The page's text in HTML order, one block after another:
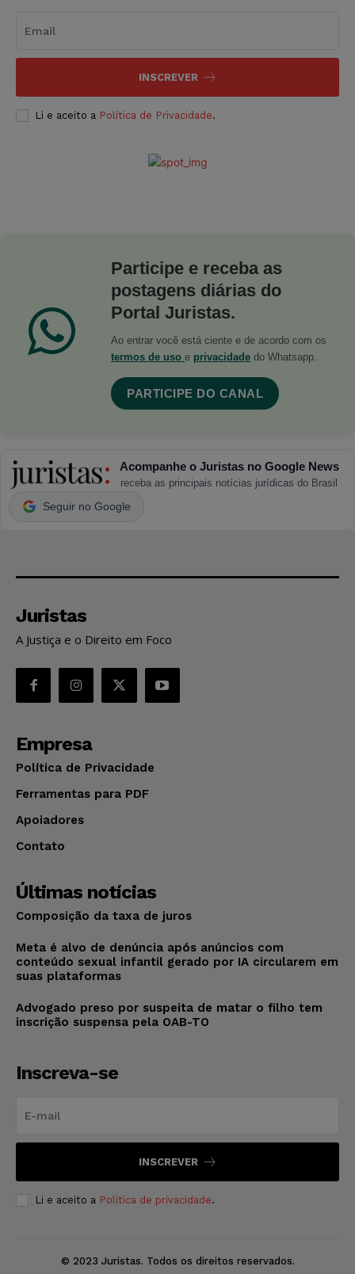
INSCREVER
Li e aceito a Política de Privacidade.
Participe e receba as
postagens diárias do
Portal Juristas.
Ao entrar você está ciente e de acordo com os
termos de uso e privacidade do Whatsapp.
PARTICIPE DO CANAL
Acompanhe o Juristas no Google News
receba as principais notícias jurídicas do Brasil
Seguir no Google
Juristas
A Justiça e o Direito em Foco
Empresa
Política de Privacidade
Ferramentas para PDF
Apoiadores
Contato
Últimas notícias
Composição da taxa de juros
Meta é alvo de denúncia após anúncios com
conteúdo sexual infantil gerado por IA circularem em
suas plataformas
Advogado preso por suspeita de matar o filho tem
inscrição suspensa pela OAB-TO
Inscreva-se
INSCREVER
Li e aceito a Política de privacidade.
© 2023 Juristas. Todos os direitos reservados.